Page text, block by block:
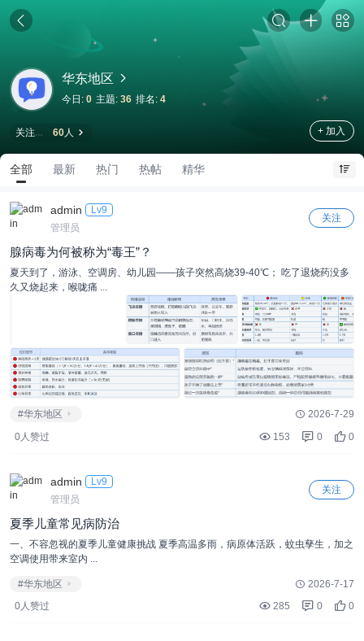
华东地区
今日: 0 主题: 36 排名: 4
关注 60人 + 加入
全部 最新 热门 热帖 精华
admin
Lv9
管理员
关注
腺病毒为何被称为“毒王”？
夏天到了，游泳、空调房、幼儿园——孩子突然高烧39-40℃； 吃了退烧药没多
久又烧起来，喉咙痛 ...
#华东地区
2026-7-29
0人赞过
153 0 0
admin
Lv9
管理员
关注
夏季儿童常见病防治
一、不容忽视的夏季儿童健康挑战 夏季高温多雨，病原体活跃，蚊虫孳生，加之
空调使用带来室内 ...
#华东地区
2026-7-17
0人赞过
285 0 0